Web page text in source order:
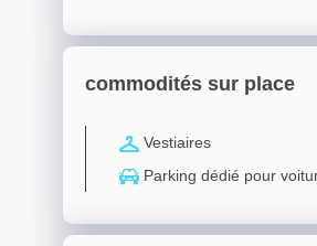
commodités sur place
Vestiaires
Parking dédié pour